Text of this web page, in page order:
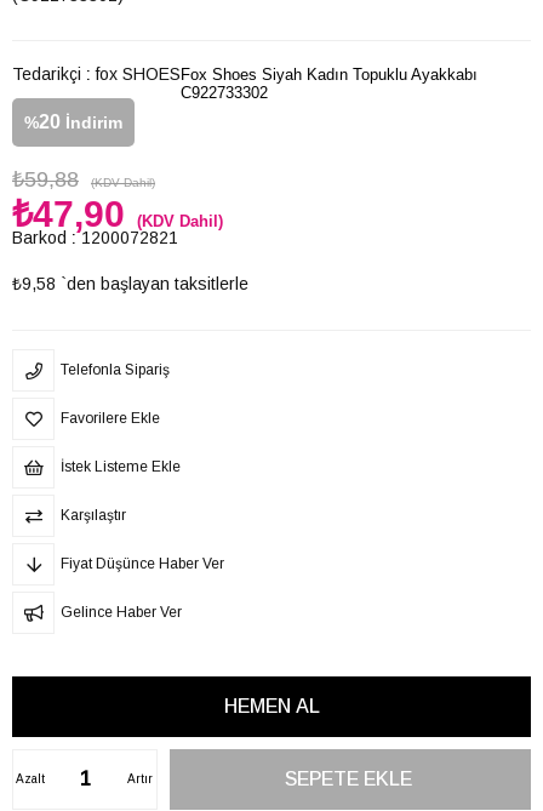
Tedarikçi : fox SHOES
%20 İndirim
₺59,88 (KDV Dahil)
₺47,90 (KDV Dahil)
Barkod : 1200072821
₺9,58 `den başlayan taksitlerle
Fox Shoes Siyah Kadın Topuklu Ayakkabı
C922733302
Telefonla Sipariş
Favorilere Ekle
İstek Listeme Ekle
Karşılaştır
Fiyat Düşünce Haber Ver
Gelince Haber Ver
Artır
Azalt